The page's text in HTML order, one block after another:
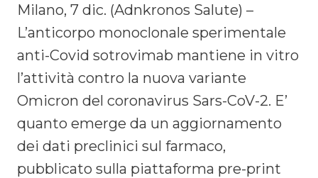
Milano, 7 dic. (Adnkronos Salute) –
L’anticorpo monoclonale sperimentale
anti-Covid sotrovimab mantiene in vitro
l’attività contro la nuova variante
Omicron del coronavirus Sars-CoV-2. E’
quanto emerge da un aggiornamento
dei dati preclinici sul farmaco,
pubblicato sulla piattaforma pre-print